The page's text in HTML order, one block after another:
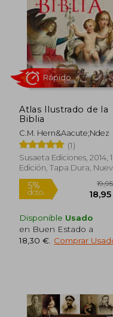
5%
dcto.
Rápido
Atlas Ilustrado de la
Biblia
C.M. Hern&Aacute;Ndez
(1)
Susaeta Ediciones, 2014, 1
Edición, Tapa Dura,
Disponible Usado
en Buen Estado a
18,30 € Comprar